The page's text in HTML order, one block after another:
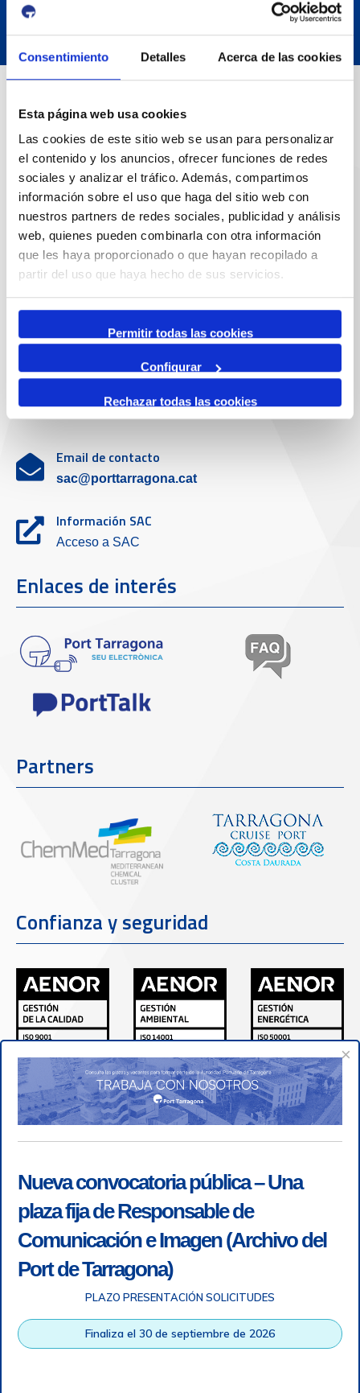
Consentimiento Detalles Acerca de las cookies
Esta página web usa cookies
Las cookies de este sitio web se usan para personalizar
el contenido y los anuncios, ofrecer funciones de redes
sociales y analizar el tráfico. Además, compartimos
información sobre el uso que haga del sitio web con
nuestros partners de redes sociales, publicidad y análisis
web, quienes pueden combinarla con otra información
que les haya proporcionado o que hayan recopilado a
partir del uso que haya hecho de sus servicios.
Permitir todas las cookies
Configurar
Rechazar todas las cookies
Dirección
Passeig de l'Escullera s/n, 43004 Tarragona
Teléfono de contacto
977 259 400
Emergencias
(+34) 900 229 900
Servicio de atención al cliente
Teléfono de contacto
Email de contacto
sac@porttarragona.cat
Información SAC
Acceso a SAC
Enlaces de interés
Partners
Confianza y seguridad
grabación telefónica
| SGSI |
Login
Autoridad Portuaria de Tarragona © Todos los derechos
×
Nueva convocatoria pública – Una
plaza fija de Responsable de
Comunicación e Imagen (Archivo del
Port de Tarragona)
PLAZO PRESENTACIÓN SOLICITUDES
Finaliza el 30 de septiembre de 2026